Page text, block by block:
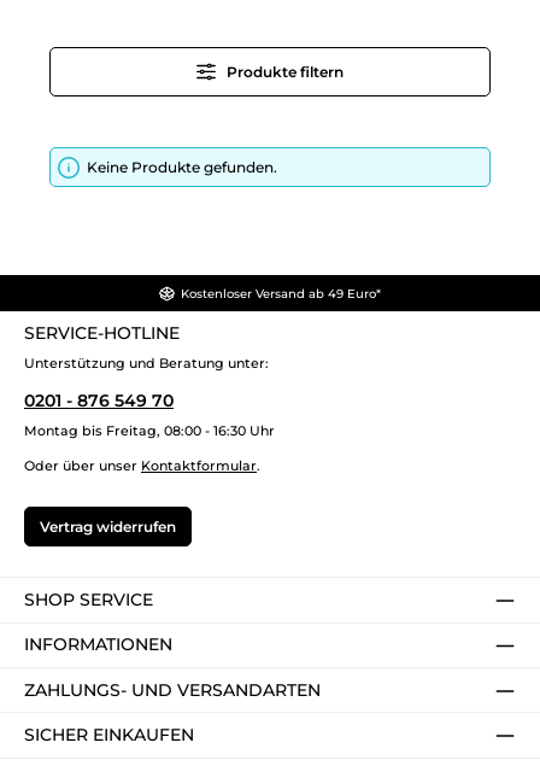
Produkte filtern
Keine Produkte gefunden.
Kostenloser Versand ab 49 Euro*
SERVICE-HOTLINE
Unterstützung und Beratung unter:
0201 - 876 549 70
Montag bis Freitag, 08:00 - 16:30 Uhr
Oder über unser Kontaktformular.
Vertrag widerrufen
SHOP SERVICE
INFORMATIONEN
ZAHLUNGS- UND VERSANDARTEN
SICHER EINKAUFEN